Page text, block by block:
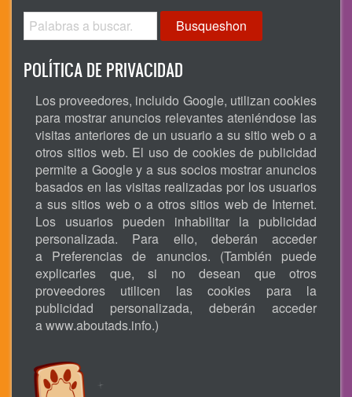
Busqueshon
POLÍTICA DE PRIVACIDAD
Los proveedores, incluido Google, utilizan cookies
para mostrar anuncios relevantes ateniéndose las
visitas anteriores de un usuario a su sitio web o a
otros sitios web. El uso de cookies de publicidad
permite a Google y a sus socios mostrar anuncios
basados en las visitas realizadas por los usuarios
a sus sitios web o a otros sitios web de Internet.
Los usuarios pueden inhabilitar la publicidad
personalizada. Para ello, deberán acceder
a Preferencias de anuncios. (También puede
explicarles que, si no desean que otros
proveedores utilicen las cookies para la
publicidad personalizada, deberán acceder
a www.aboutads.info.)